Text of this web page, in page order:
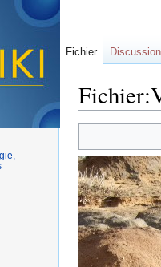
Fichier Discussion